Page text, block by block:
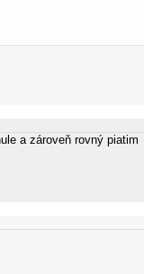
a zároveň rovný piatim